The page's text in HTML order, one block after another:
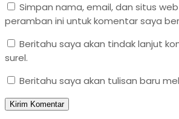
Simpan nama, email, dan situs
peramban ini untuk komentar saya
Beritahu saya akan tindak lanjut
surel.
Beritahu saya akan tulisan baru